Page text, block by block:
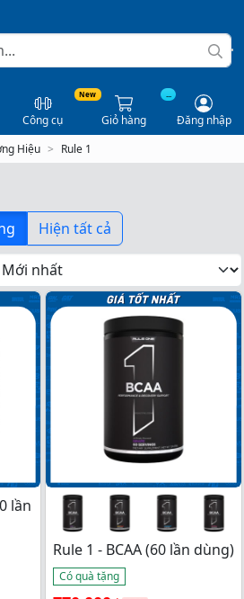
New
Công cụ
...
Giỏ hàng
Đăng nhập
Hiệu Rule 1
Hiện tất cả
lần
Rule 1 - BCAA (60 lần dùng)
Có quà tặng